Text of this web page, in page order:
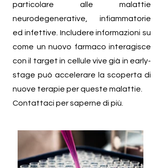
particolare alle malattie
neurodegenerative, infiammatorie
ed infettive. Includere informazioni su
come un nuovo farmaco interagisce
con il target in cellule vive già in early-
stage può accelerare la scoperta di
nuove terapie per queste malattie.
Contattaci per saperne di più.